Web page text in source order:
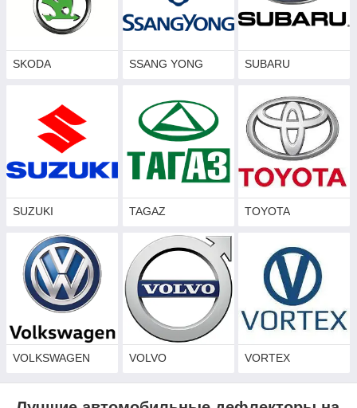
SKODA SSANG YONG SUBARU
SUZUKI TAGAZ TOYOTA
VOLKSWAGEN VOLVO VORTEX